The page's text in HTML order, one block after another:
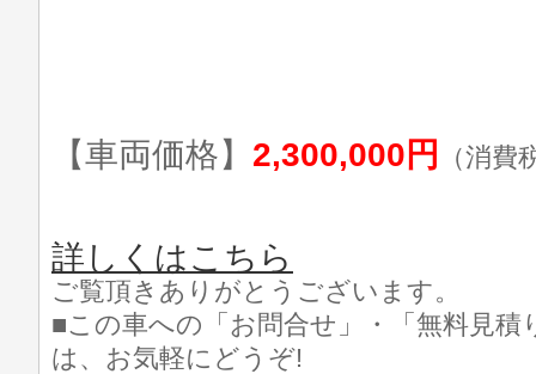
【車両価格】 2,300,000円 （消費
詳しくはこちら
ご覧頂きありがとうございます。
■この車への「お問合せ」・「無料見積
は、お気軽にどうぞ!